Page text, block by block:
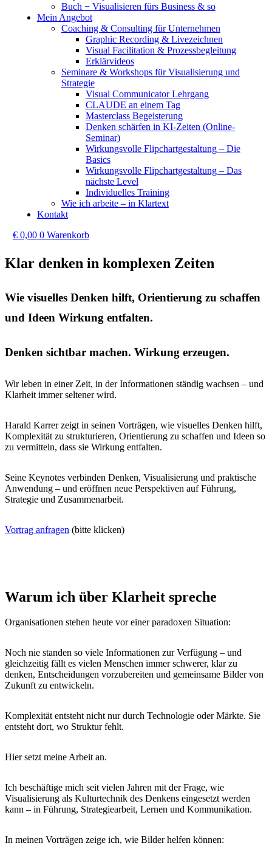
Buch − Visualisieren fürs Business & so
Mein Angebot
Coaching & Consulting für Unternehmen
Graphic Recording & Livezeichnen
Visual Facilitation & Prozessbegleitung
Erklärvideos
Seminare & Workshops für Visualisierung und
Strategie
Visual Communicator Lehrgang
CLAUDE an einem Tag
Masterclass Begeisterung
Denken schärfen in KI-Zeiten (Online-
Seminar)
Wirkungsvolle Flipchartgestaltung – Die
Basics
Wirkungsvolle Flipchartgestaltung – Das
nächste Level
Individuelles Training
Wie ich arbeite – in Klartext
Kontakt
€0,00 0 Warenkorb
Klar denken in komplexen Zeiten
Wie visuelles Denken hilft, Orientierung zu schaffen
und Ideen Wirkung entfalten.
Denken sichtbar machen. Wirkung erzeugen.
Wir leben in einer Zeit, in der Informationen ständig wachsen – und
Klarheit immer seltener wird.
Harald Karrer zeigt in seinen Vorträgen, wie visuelles Denken hilft,
Komplexität zu strukturieren, Orientierung zu schaffen und Ideen so
zu vermitteln, dass sie Wirkung entfalten.
Seine Keynotes verbinden Denken, Visualisierung und praktische
Anwendung – und eröffnen neue Perspektiven auf Führung,
Strategie und Zusammenarbeit.
Vortrag anfragen (bitte klicken)
Warum ich über Klarheit spreche
Organisationen stehen heute vor einer paradoxen Situation:
Noch nie standen so viele Informationen zur Verfügung – und
gleichzeitig fällt es vielen Menschen immer schwerer, klar zu
denken, Entscheidungen vorzubereiten und gemeinsame Bilder von
Zukunft zu entwickeln.
Komplexität entsteht nicht nur durch Technologie oder Märkte. Sie
entsteht dort, wo Struktur fehlt.
Hier setzt meine Arbeit an.
Ich beschäftige mich seit vielen Jahren mit der Frage, wie
Visualisierung als Kulturtechnik des Denkens eingesetzt werden
kann – in Führung, Strategiearbeit, Lernen und Kommunikation.
In meinen Vorträgen zeige ich, wie Bilder helfen können: